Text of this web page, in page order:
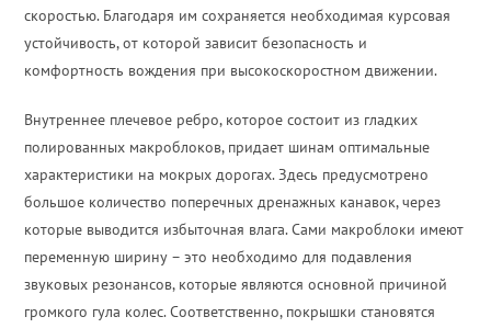
скоростью. Благодаря им сохраняется необходимая курсовая
устойчивость, от которой зависит безопасность и
комфортность вождения при высокоскоростном движении.
Внутреннее плечевое ребро, которое состоит из гладких
полированных макроблоков, придает шинам оптимальные
характеристики на мокрых дорогах. Здесь предусмотрено
большое количество поперечных дренажных канавок, через
которые выводится избыточная влага. Сами макроблоки имеют
переменную ширину – это необходимо для подавления
звуковых резонансов, которые являются основной причиной
громкого гула колес. Соответственно, покрышки становятся